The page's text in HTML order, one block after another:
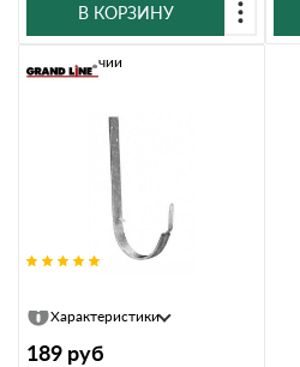
В КОРЗИНУ
В наличии
Характеристики
189 руб